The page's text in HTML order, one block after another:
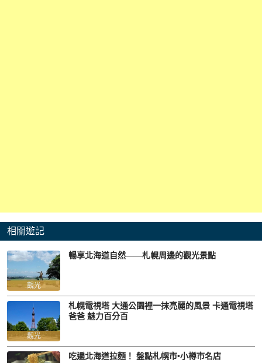
相關遊記
觀光
暢享北海道自然——札幌周邊的觀光景點
觀光
札幌電視塔 大通公園裡一抹亮麗的風景 卡通電視塔
爸爸 魅力百分百
吃遍北海道拉麵！ 盤點札幌市•小樽市名店